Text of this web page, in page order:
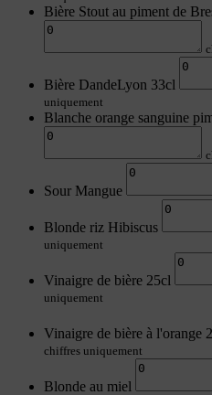
Bière Stout au piment de
Bière DandeLyon 33cl
uniquement
Blanche orange sanguine
Sour Mangue
Blonde riz Hibiscus
uniquement
Vinaigre de bière 25cl
uniquement
Vinaigre de bière à l'orange
chiffres uniquement
Blonde au miel